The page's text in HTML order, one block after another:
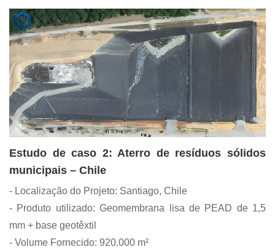
Estudo de caso 2: Aterro de resíduos sólidos
municipais – Chile
- Localização do Projeto: Santiago, Chile
- Produto utilizado: Geomembrana lisa de PEAD de 1,5
mm + base geotêxtil
- Volume Fornecido: 920.000 m²